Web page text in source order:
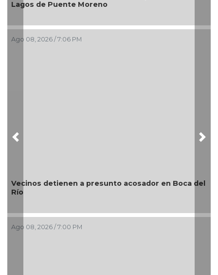
imagen de las playas e impulsar la economía de
¿Con o sin espuma?
Previous